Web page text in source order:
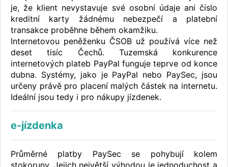
je, že klient nevystavuje své osobní údaje ani číslo
kreditní karty žádnému nebezpečí a platební
transakce proběhne během okamžiku.
Internetovou peněženku ČSOB už používá více než
deset tisíc Čechů. Tuzemská konkurence
internetových plateb PayPal funguje teprve od konce
dubna. Systémy, jako je PayPal nebo PaySec, jsou
určeny právě pro placení malých částek na internetu.
Ideální jsou tedy i pro nákupy jízdenek.
e-jízdenka
Průměrné platby PaySec se pohybují kolem